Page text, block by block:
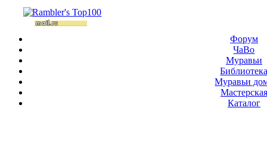
Форум
ЧаВо
Муравьи
Муравьи
Мастерская
Каталог